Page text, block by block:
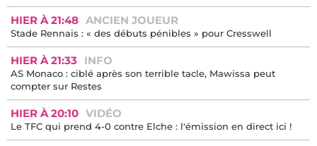
HIER À 21:48 ANCIEN JOUEUR
Stade Rennais : « des débuts pénibles » pour Cresswell
HIER À 21:33 INFO
AS Monaco : ciblé après son terrible tacle, Mawissa peut
compter sur Restes
HIER À 20:10 VIDÉO
Le TFC qui prend 4-0 contre Elche : l'émission en direct ici !